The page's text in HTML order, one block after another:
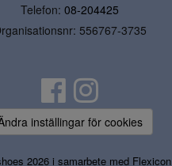
Telefon: 08-204425
556767-3735
inställingar för cookies
2026 i samarbete med Flexicon